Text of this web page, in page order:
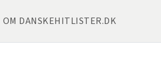
OM DANSKEHITLISTER.DK